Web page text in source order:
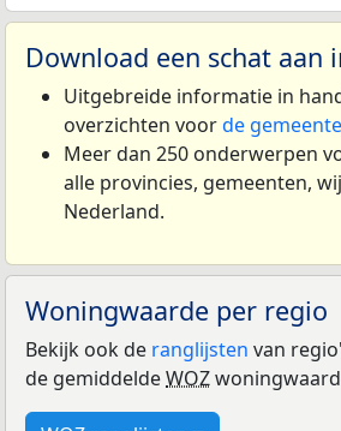
Download een schat aan
Uitgebreide informatie in
overzichten voorde
Meer dan 250 onderwerpen
alle provincies, gemeenten,
Nederland.
Woningwaarde per regio
Bekijk ook de ranglijsten van
de gemiddeldeWOZ